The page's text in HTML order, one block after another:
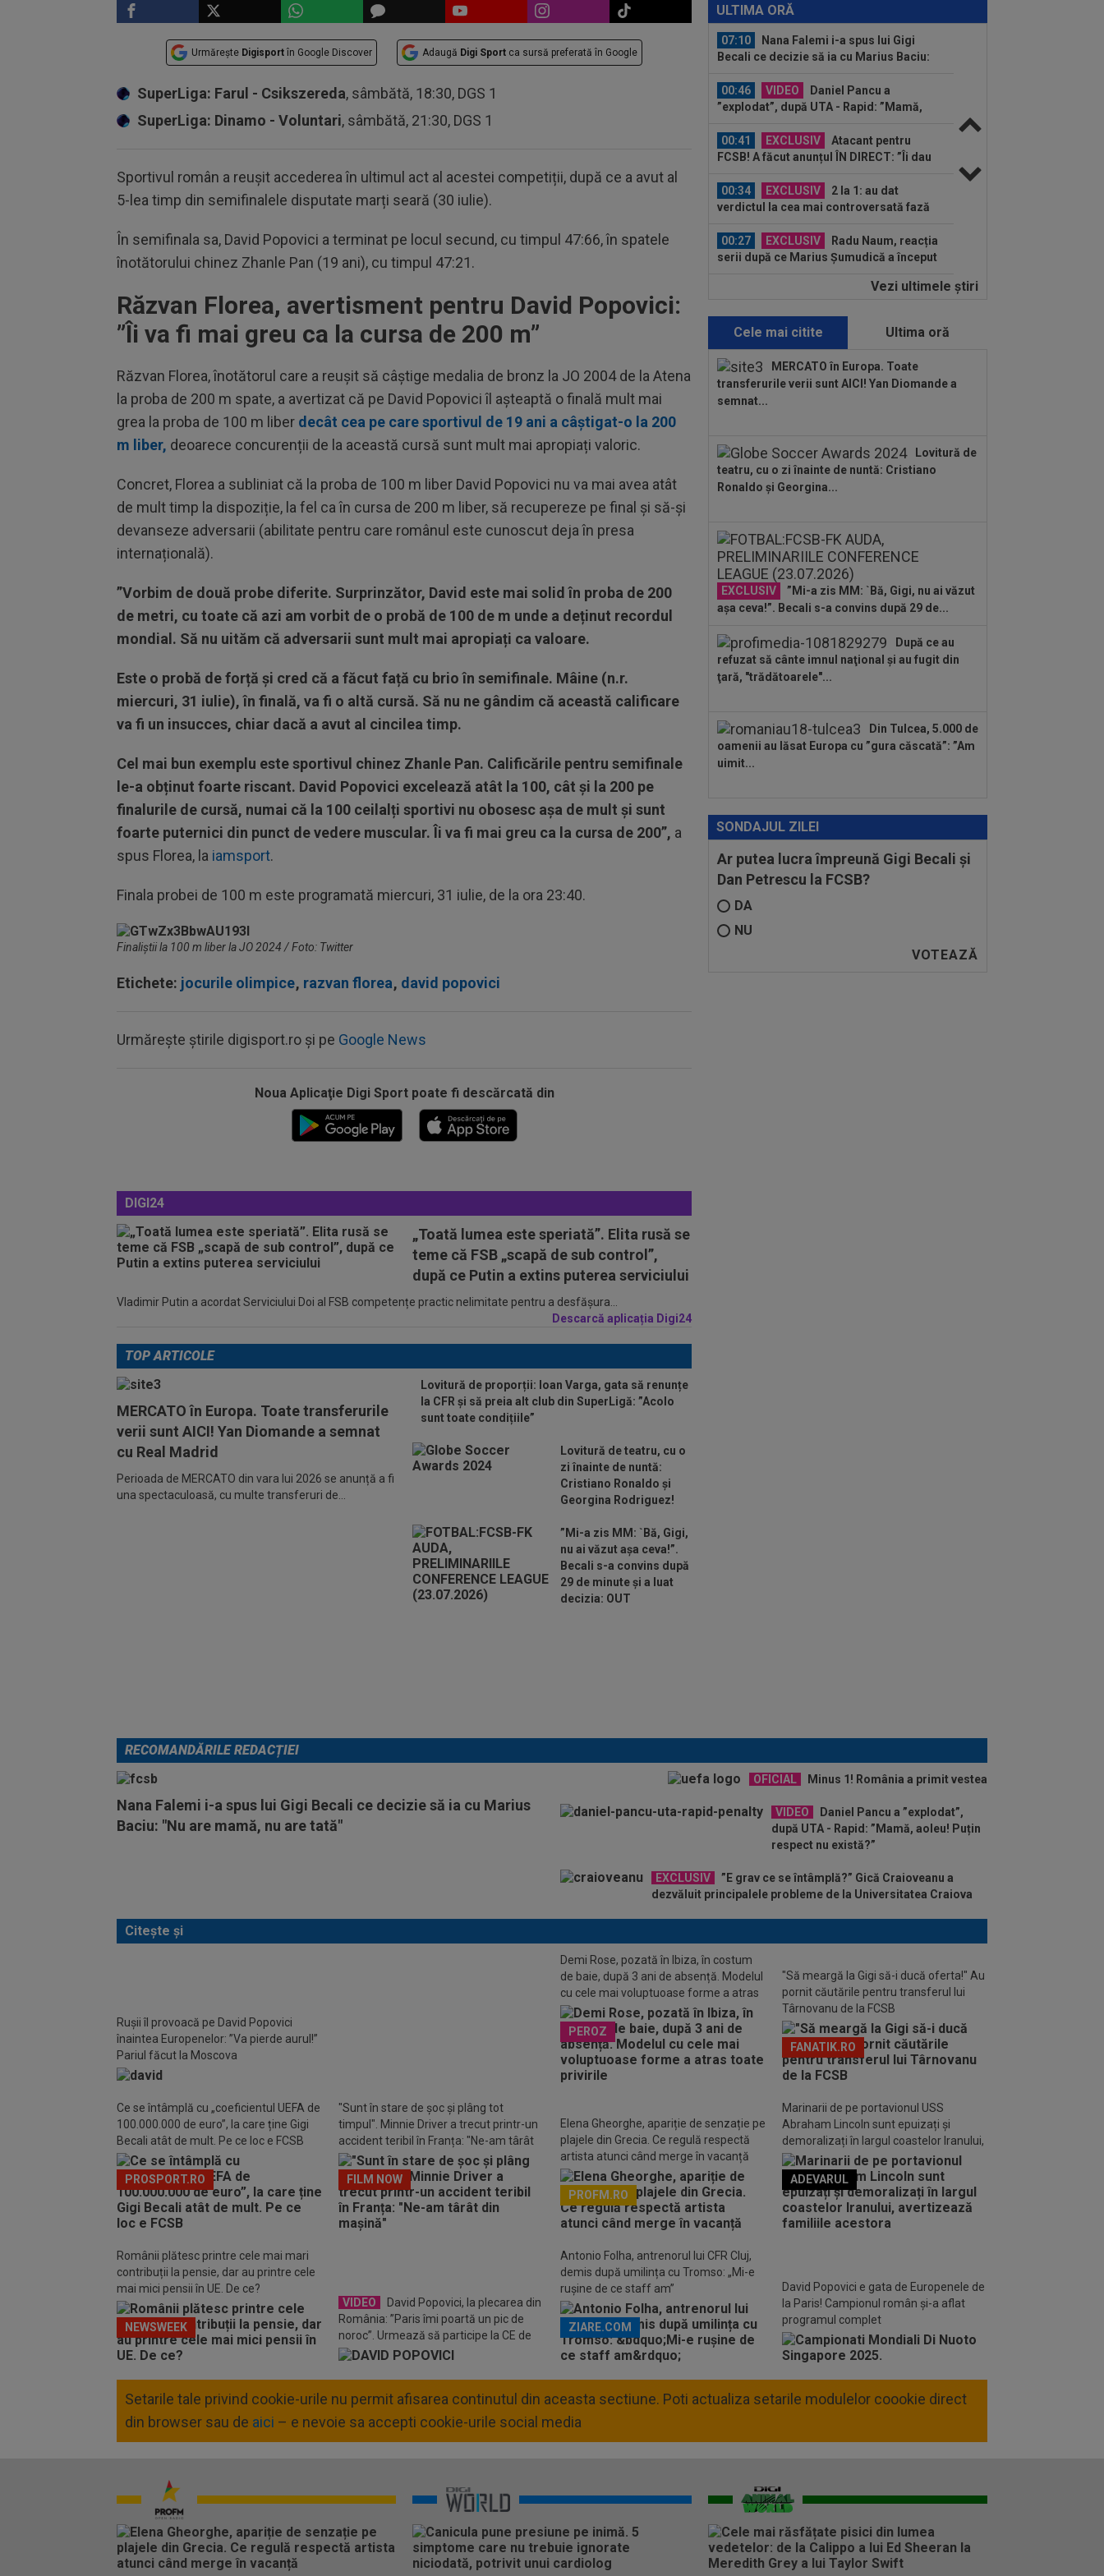
Urmărește Digisport în Google Discover Adaugă Digi Sport ca sursă preferată în Google
SuperLiga: Farul - Csikszereda, sâmbătă, 18:30, DGS 1
SuperLiga: Dinamo - Voluntari, sâmbătă, 21:30, DGS 1
Sportivul român a reușit accederea în ultimul act al acestei competiții, după ce a avut al
5-lea timp din semifinalele disputate marți seară (30 iulie).
În semifinala sa, David Popovici a terminat pe locul secund, cu timpul 47:66, în spatele
înotătorului chinez Zhanle Pan (19 ani), cu timpul 47:21.
Răzvan Florea, avertisment pentru David Popovici:
”Îi va fi mai greu ca la cursa de 200 m”
Răzvan Florea, înotătorul care a reușit să câștige medalia de bronz la JO 2004 de la Atena
la proba de 200 m spate, a avertizat că pe David Popovici îl așteaptă o finală mult mai
grea la proba de 100 m liber decât cea pe care sportivul de 19 ani a câștigat-o la 200
m liber, deoarece concurenții de la această cursă sunt mult mai apropiați valoric.
Concret, Florea a subliniat că la proba de 100 m liber David Popovici nu va mai avea atât
de mult timp la dispoziție, la fel ca în cursa de 200 m liber, să recupereze pe final și să-și
devanseze adversarii (abilitate pentru care românul este cunoscut deja în presa
internațională).
”Vorbim de două probe diferite. Surprinzător, David este mai solid în proba de 200
de metri, cu toate că azi am vorbit de o probă de 100 de m unde a deținut recordul
mondial. Să nu uităm că adversarii sunt mult mai apropiați ca valoare.
Este o probă de forță și cred că a făcut față cu brio în semifinale. Mâine (n.r.
miercuri, 31 iulie), în finală, va fi o altă cursă. Să nu ne gândim că această calificare
va fi un insucces, chiar dacă a avut al cincilea timp.
Cel mai bun exemplu este sportivul chinez Zhanle Pan. Calificările pentru semifinale
le-a obținut foarte riscant. David Popovici excelează atât la 100, cât și la 200 pe
finalurile de cursă, numai că la 100 ceilalți sportivi nu obosesc așa de mult și sunt
foarte puternici din punct de vedere muscular. Îi va fi mai greu ca la cursa de 200”, a
spus Florea, la iamsport.
Finala probei de 100 m este programată miercuri, 31 iulie, de la ora 23:40.
Finaliștii la 100 m liber la JO 2024 / Foto: Twitter
Etichete: jocurile olimpice, razvan florea, david popovici
Urmărește știrile digisport.ro și pe Google News
Noua Aplicaţie Digi Sport poate fi descărcată din
DIGI24
„Toată lumea este speriată”. Elita rusă se
teme că FSB „scapă de sub control”,
după ce Putin a extins puterea serviciului
Vladimir Putin a acordat Serviciului Doi al FSB competențe practic nelimitate pentru a desfășura...
Descarcă aplicația Digi24
ULTIMA ORĂ
întâmplă?” Gică Craioveanu a dezvăluit
principalele probleme de...
07:10
Nana Falemi i-a spus lui Gigi
Becali ce decizie să ia cu Marius Baciu:
00:46
VIDEO
Daniel Pancu a
”explodat”, după UTA - Rapid: ”Mamă,
00:41
EXCLUSIV
Atacant pentru
FCSB! A făcut anunțul ÎN DIRECT: ”Îi dau
00:34
EXCLUSIV
2 la 1: au dat
verdictul la cea mai controversată fază
00:27
EXCLUSIV
Radu Naum, reacția
serii după ce Marius Șumudică a început
Dezastru: după
00:02
EXCLUSIV
Rapid a dat lovitura!
Victor Angelescu a anunțat transferul:
"Foarte bun"
00:01
OFICIAL
Surpriză! Kevin
Ciubotaru a semnat: ”Nu am putut rata
primit vestea
07:11 EXCLUSIV
”E grav ce se
07:10
Nana Falemi i-a spus lui Gigi
Becali ce decizie să ia cu Marius Baciu:
"Nu are...
00:46
VIDEO
Daniel Pancu a
”explodat”, după UTA - Rapid: ”Mamă,
00:41
EXCLUSIV
Atacant pentru
FCSB! A făcut anunțul ÎN DIRECT: ”Îi dau
eu lui Gigi unul bun”
Vezi ultimele ştiri
Cele mai citite Ultima oră
MERCATO în Europa. Toate
transferurile verii sunt AICI! Yan Diomande a
semnat...
Lovitură de
teatru, cu o zi înainte de nuntă: Cristiano
Ronaldo și Georgina...
EXCLUSIV
”Mi-a zis MM: `Bă, Gigi, nu ai văzut
așa ceva!”. Becali s-a convins după 29 de...
După ce au
refuzat să cânte imnul naţional şi au fugit din
ţară, "trădătoarele"...
Din Tulcea, 5.000 de
oamenii au lăsat Europa cu ”gura căscată”: ”Am
uimit...
SONDAJUL ZILEI
Ar putea lucra împreună Gigi Becali și
Dan Petrescu la FCSB?
DA
NU
TOP ARTICOLE
MERCATO în Europa. Toate transferurile
verii sunt AICI! Yan Diomande a semnat
cu Real Madrid
Perioada de MERCATO din vara lui 2026 se anunță a fi
una spectaculoasă, cu multe transferuri de...
Lovitură de proporții: Ioan Varga, gata să renunțe
la CFR și să preia alt club din SuperLigă: ”Acolo
sunt toate condițiile”
Lovitură de teatru, cu o
zi înainte de nuntă:
Cristiano Ronaldo și
Georgina Rodriguez!
”Mi-a zis MM: `Bă, Gigi,
nu ai văzut așa ceva!”.
Becali s-a convins după
29 de minute și a luat
decizia: OUT
RECOMANDĂRILE REDACȚIEI
Nana Falemi i-a spus lui Gigi Becali ce decizie să ia cu Marius
Baciu: "Nu are mamă, nu are tată"
OFICIAL Minus 1! România a primit vestea
VIDEO
Daniel Pancu a ”explodat”,
după UTA - Rapid: ”Mamă, aoleu! Puțin
respect nu există?”
EXCLUSIV
”E grav ce se întâmplă?” Gică Craioveanu a
dezvăluit principalele probleme de la Universitatea Craiova
Citește și
Rușii îl provoacă pe David Popovici
înaintea Europenelor: ”Va pierde aurul!”
Pariul făcut la Moscova
Demi Rose, pozată în Ibiza, în costum
de baie, după 3 ani de absență. Modelul
cu cele mai voluptuoase forme a atras
toate privirile
PEROZ
"Să meargă la Gigi să-i ducă oferta!" Au
pornit căutările pentru transferul lui
Târnovanu de la FCSB
FANATIK.RO
Ce se întâmplă cu „coeficientul UEFA de
100.000.000 de euro”, la care ține Gigi
Becali atât de mult. Pe ce loc e FCSB
PROSPORT.RO
"Sunt în stare de șoc și plâng tot
timpul". Minnie Driver a trecut printr-un
accident teribil în Franța: "Ne-am târât
din mașină"
FILM NOW
Elena Gheorghe, apariție de senzație pe
plajele din Grecia. Ce regulă respectă
artista atunci când merge în vacanță
PROFM.RO
Marinarii de pe portavionul USS
Abraham Lincoln sunt epuizați și
demoralizați în largul coastelor Iranului,
avertizează familiile acestora
ADEVARUL
Românii plătesc printre cele mai mari
contribuții la pensie, dar au printre cele
mai mici pensii în UE. De ce?
NEWSWEEK
VIDEO
David Popovici, la plecarea din
România: ”Paris îmi poartă un pic de
noroc”. Urmează să participe la CE de
înot
Antonio Folha, antrenorul lui CFR Cluj,
demis după umilința cu Tromso: „Mi-e
rușine de ce staff am”
ZIARE.COM
David Popovici e gata de Europenele de
la Paris! Campionul român și-a aflat
programul complet
Setarile tale privind cookie-urile nu permit afisarea continutul din aceasta sectiune. Poti actualiza setarile modulelor coookie direct
din browser sau de aici – e nevoie sa accepti cookie-urile social media